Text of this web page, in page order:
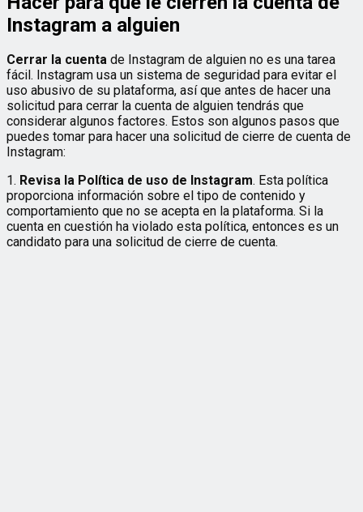
Instagram a alguien
Cerrar la cuenta de Instagram de alguien no es una tarea
fácil. Instagram usa un sistema de seguridad para evitar el
uso abusivo de su plataforma, así que antes de hacer una
solicitud para cerrar la cuenta de alguien tendrás que
considerar algunos factores. Estos son algunos pasos que
puedes tomar para hacer una solicitud de cierre de cuenta de
Instagram:
1. Revisa la Política de uso de Instagram. Esta política
proporciona información sobre el tipo de contenido y
comportamiento que no se acepta en la plataforma. Si la
cuenta en cuestión ha violado esta política, entonces es un
candidato para una solicitud de cierre de cuenta.